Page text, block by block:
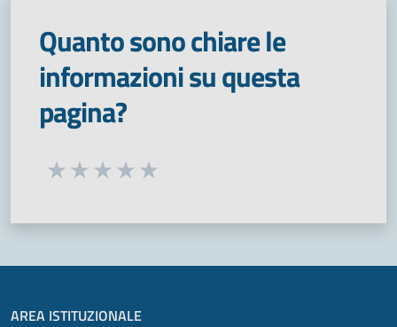
Quanto sono chiare le
informazioni su questa
pagina?
Seleziona una valutazione da 1 a 5 stelle
AREA ISTITUZIONALE